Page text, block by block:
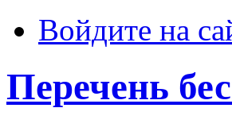
Войдите на
Перечень